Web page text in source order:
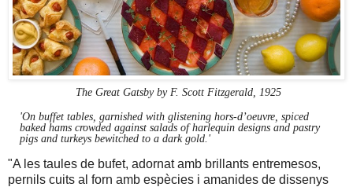
The Great Gatsby by F. Scott Fitzgerald, 1925
'On buffet tables, garnished with glistening hors-d’oeuvre, spiced
baked hams crowded against salads of harlequin designs and pastry
pigs and turkeys bewitched to a dark gold.'
"A les taules de bufet, adornat amb brillants entremesos,
pernils cuits al forn amb espècies i amanides de dissenys